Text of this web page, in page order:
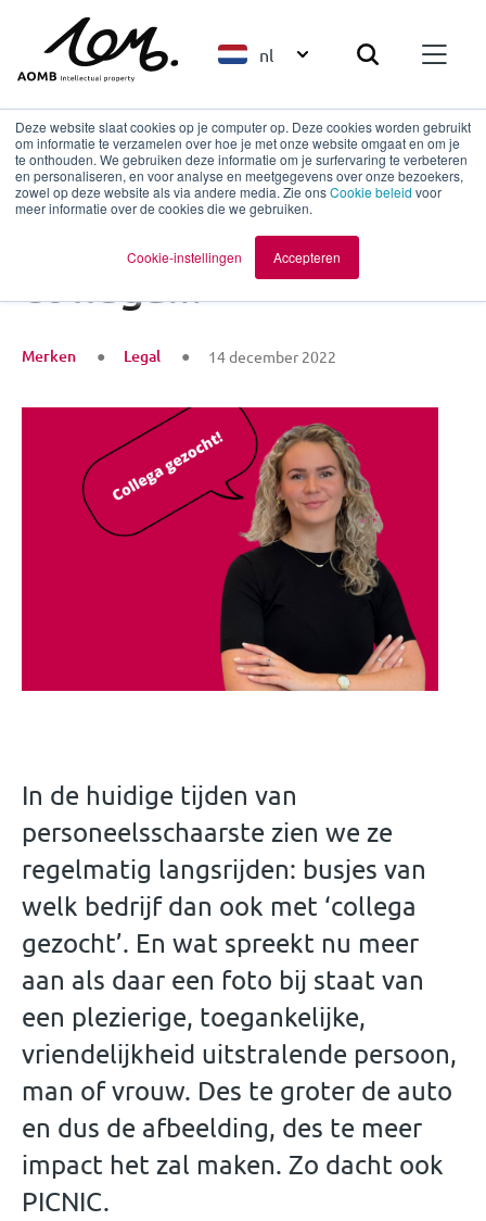
Deze website slaat cookies op je computer op. Deze cookies worden gebruikt
om informatie te verzamelen over hoe je met onze website omgaat en om je
te onthouden. We gebruiken deze informatie om je surfervaring te verbeteren
en personaliseren, en voor analyse en meetgegevens over onze bezoekers,
zowel op deze website als via andere media. Zie onsCookie beleid voor
meer informatie over de cookies die we gebruiken.
Cookie-instellingen Accepteren
nl
Terug naar overzicht
PICNIC zocht een
collega...
Merken Legal 14 december 2022
In de huidige tijden van
personeelsschaarste zien we ze
regelmatig langsrijden: busjes van
welk bedrijf dan ook met ‘collega
gezocht’. En wat spreekt nu meer
aan als daar een foto bij staat van
een plezierige, toegankelijke,
vriendelijkheid uitstralende persoon,
man of vrouw. Des te groter de auto
en dus de afbeelding, des te meer
impact het zal maken. Zo dacht ook
PICNIC.